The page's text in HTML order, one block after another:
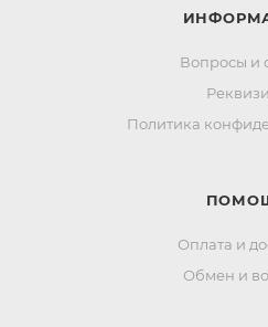
Вопросы и
Политика
Оплата и
Обмен и